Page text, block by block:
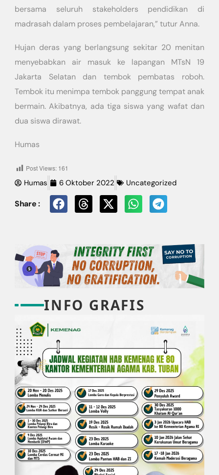
bersama seluruh stakeholders pendidikan di
madrasah dalam proses pembelajaran,” tutur Anna.
Hujan deras yang berlangsung sekitar 20 menitan
menyebabkan air masuk ke lapangan MTsN 19
Jakarta Selatan dan tembok pembatas roboh.
Tembok itu menimpa tembok panggung tempat anak
bermain. Akibatnya, ada tiga siswa yang wafat dan
dua siswa dirawat.
Humas
Post Views: 161
Humas 6 Oktober 2022 Uncategorized
Share :
INFO GRAFIS